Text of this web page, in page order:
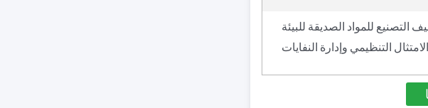
التصنيع للمواد الصديقة للبيئة
التنظيمي وإدارة النفايات